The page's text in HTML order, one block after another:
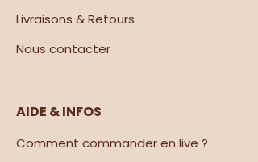
Livraisons & Retours
Nous contacter​
AIDE & INFOS
Comment commander en live ?